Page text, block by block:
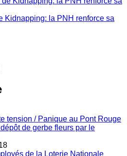
Kidnapping: la PNH renforce sa
tension / Panique au Pont Rouge
de gerbe fleurs par le
de la Loterie Nationale